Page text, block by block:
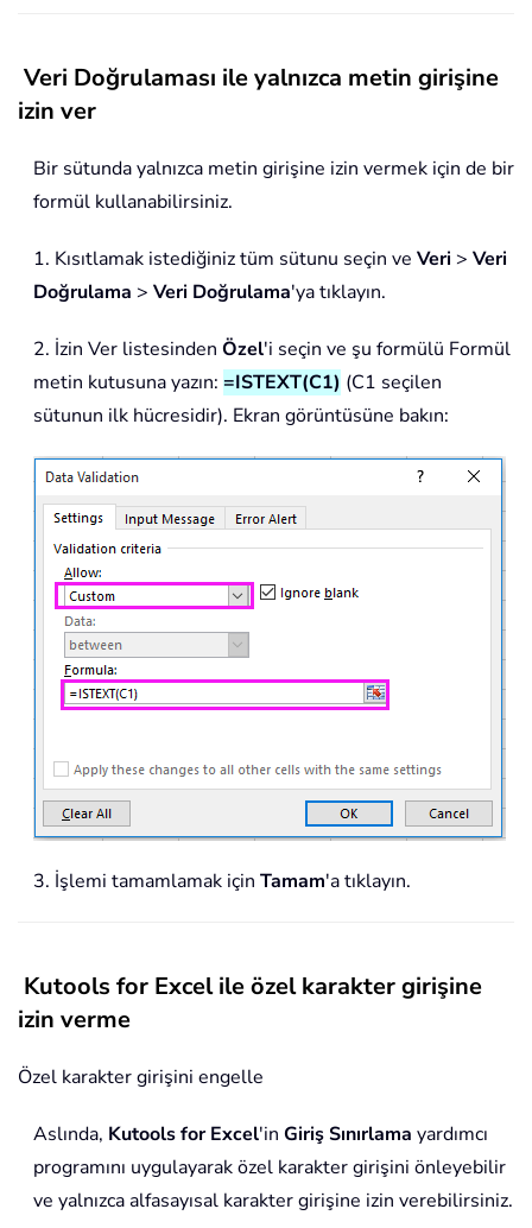
Veri Doğrulaması ile yalnızca metin girişine
izin ver
Bir sütunda yalnızca metin girişine izin vermek için de bir
formül kullanabilirsiniz.
1. Kısıtlamak istediğiniz tüm sütunu seçin ve Veri > Veri
Doğrulama > Veri Doğrulama'ya tıklayın.
2. İzin Ver listesinden Özel'i seçin ve şu formülü Formül
metin kutusuna yazın: =ISTEXT(C1) (C1 seçilen
sütunun ilk hücresidir). Ekran görüntüsüne bakın:
3. İşlemi tamamlamak için Tamam'a tıklayın.
Kutools for Excel ile özel karakter girişine
izin verme
Özel karakter girişini engelle
Aslında, Kutools for Excel'in Giriş Sınırlama yardımcı
programını uygulayarak özel karakter girişini önleyebilir
ve yalnızca alfasayısal karakter girişine izin verebilirsiniz.